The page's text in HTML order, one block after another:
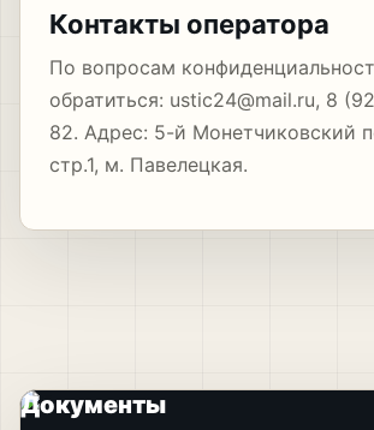
Контакты оператора
По вопросам
обратиться: ustic24@mail.ru, 8
82. Адрес: 5-й Монетчиковский
стр.1, м. Павелецкая.
Документы